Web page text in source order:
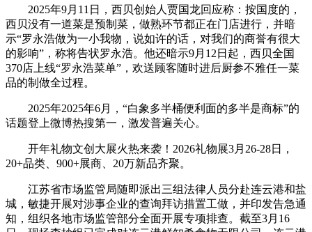
2025年9月11日，西贝创始人贾国龙回应称：按国度的，
西贝没有一道菜是预制菜，做熟环节都正在门店进行，并暗
示“罗永浩做为一小我物，说如许的话，对我们的商誉有很大
的影响”，称将告状罗永浩。他还暗示9月12日起，西贝全国
370店上线“罗永浩菜单”，欢送顾客随时进后厨参不雅任一菜
品的制做全过程。
2025年2025年6月，“白象多半桶便利面的多半是商标”的
话题登上微博热搜第一，激发普遍关心。
开年礼物文创大展火热来袭！2026礼物展3月26-28日，
20+品类、900+展商、20万新品齐聚。
江苏省市场监管局随即派出三组法律人员分赴连云港和盐
城，敏捷开展对涉事企业的查询拜访措置工做，并印发告急通
知，组织各地市场监管部分全面开展专项排查。截至3月16